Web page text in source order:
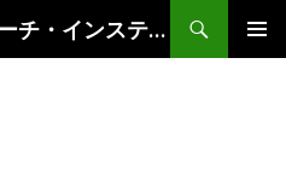
グローバルマクロ・リサーチ・インスティテュート